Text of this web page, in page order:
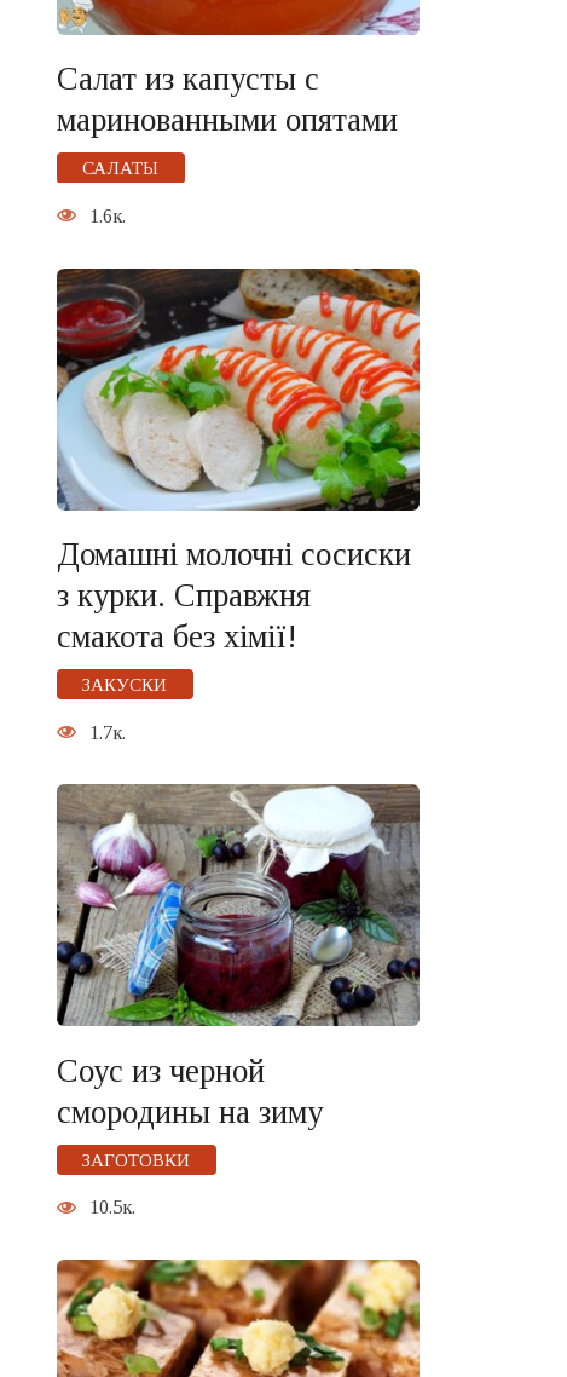
Салат из капусты с
маринованными опятами
САЛАТЫ
1.6к.
Домашні молочні сосиски
з курки. Справжня
смакота без хімії!
ЗАКУСКИ
1.7к.
Соус из черной
смородины на зиму
ЗАГОТОВКИ
10.5к.